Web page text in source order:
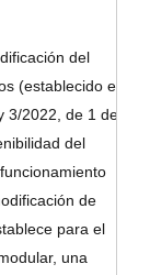
del
(establecido en
3/2022, de 1 de
del
de
para el
una